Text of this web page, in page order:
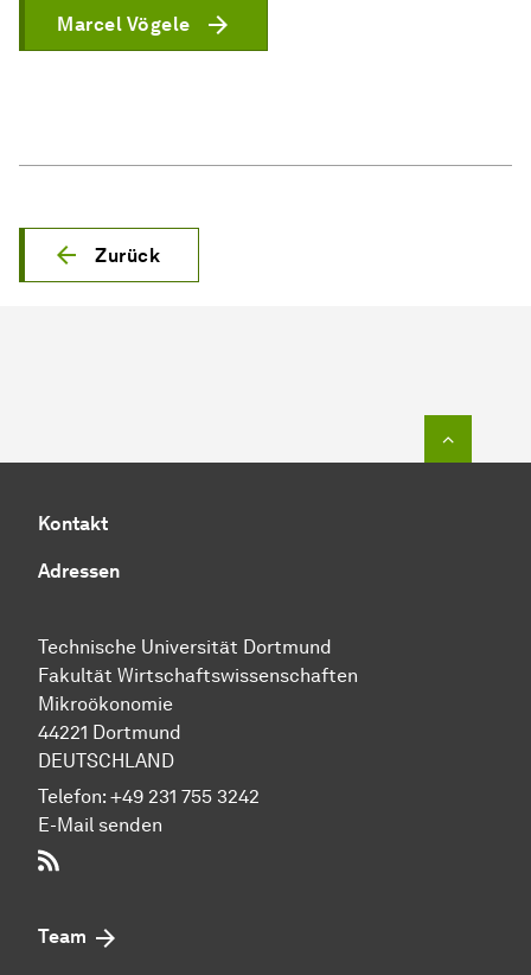
Marcel Vögele
Zurück
Kontakt
Adressen
Technische Uni­ver­si­tät Dort­mund
Fakultät Wirtschafts­wissen­schaften
Mikroökonomie
44221 Dort­mund
DEUTSCHLAND
Telefon: +49 231 755 3242
E-Mail senden
Team